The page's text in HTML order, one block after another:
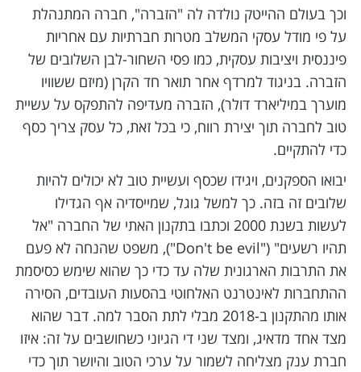
וכך בעולם ההייטק נולדה לה "הזברה", חברה המתנהלת
על פי מודל עסקי המשלב מטרות חברתיות עם אחריות
פיננסית ויציבות עסקית, כמו פסי השחור-לבן השלובים של
הזברה. בניגוד למרדף אחר תואר חד הקרן (מיזם ששוויו
מוערך במיליארד דולר), הזברה מעדיפה להתפקס על עשיית
טוב לחברה תוך יצירת רווח, כי בכל זאת, כל עסק צריך כסף
כדי להתקיים.
יבואו הספקנים, ויגידו שכסף ועשיית טוב לא יכולים להיות
שלובים זה בזה. כך למשל גוגל, שמייסדיה אף הגדילו
לעשות בשנת 2000 וכתבו בתקנון האתי של החברה "אל
תהיו רשעים" ("Don't be evil"), משפט שהנחה לא פעם
את התרבות הארגונית שלה עד כדי כך שהוא שימש כסיסמת
ההתחברות לאינטרנט האלחוטי בהסעות העובדים, הסירה
אותו מהתקנון ב-2018 מבלי לתת הסבר למה. דבר שהוא
מצד אחד מדאיג, ומצד שני די הגיוני כשחושבים על זה: איזו
חברת ענק מצליחה לשמור על ערכי הטוב והיושר תוך כדי